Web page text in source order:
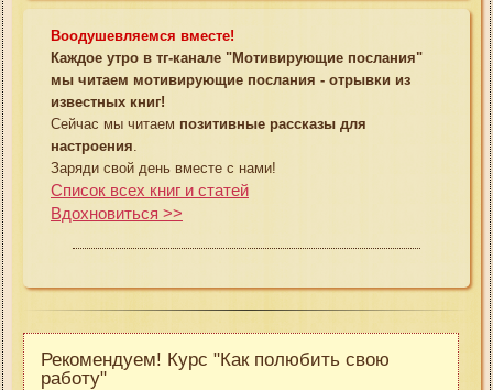
Воодушевляемся вместе!
Каждое утро в тг-канале "Мотивирующие послания"
мы читаем мотивирующие послания - отрывки из
известных книг!
Сейчас мы читаем позитивные рассказы для
настроения
Заряди свой день вместе с нами!
Список всех книг и статей
Вдохновиться >>
Рекомендуем! Курс "Как полюбить свою
работу"